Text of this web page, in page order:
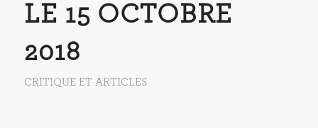
LE 15 OCTOBRE
2018
CRITIQUE ET ARTICLES